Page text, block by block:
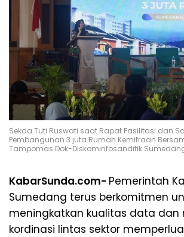
Sekda Tuti Ruswati saat Rapat Fasilitasi dan
Pembangunan 3 juta Rumah Kemitraan
Tampomas.Dok-Diskominfosanditik
KabarSunda.com- Pemerintah
Sumedang terus berkomitmen
meningkatkan kualitas data dan
kordinasi lintas sektor